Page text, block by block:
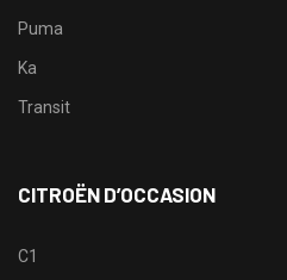
Puma
Ka
Transit
CITROËN D’OCCASION
C1